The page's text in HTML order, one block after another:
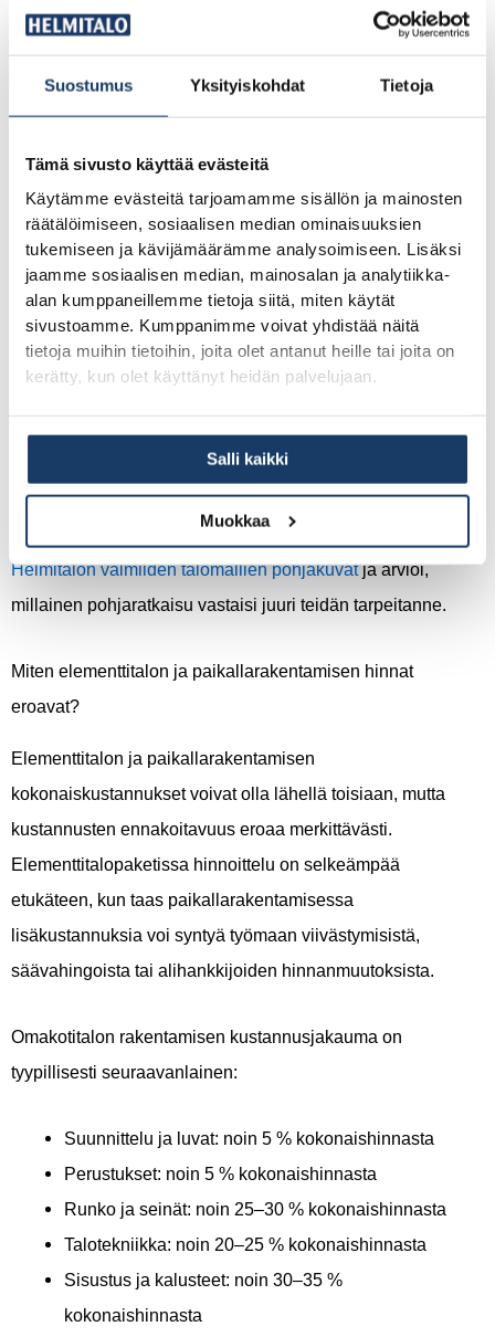
Suostumus Yksityiskohdat Tietoja
Tämä sivusto käyttää evästeitä
Käytämme evästeitä tarjoamamme sisällön ja mainosten
räätälöimiseen, sosiaalisen median ominaisuuksien
tukemiseen ja kävijämäärämme analysoimiseen. Lisäksi
jaamme sosiaalisen median, mainosalan ja analytiikka-
alan kumppaneillemme tietoja siitä, miten käytät
sivustoamme. Kumppanimme voivat yhdistää näitä
tietoja muihin tietoihin, joita olet antanut heille tai joita on
kerätty, kun olet käyttänyt heidän palvelujaan.
Salli kaikki
Muokkaa
urakoitsijoita samanaikaisesti.
Rakennusprojektin suurin haaste ensikertalaiselle ei ole
yleensä raha vaan tiedon puute: mitä pitää tehdä, missä
osin muualla. Helmitalon muuttovalmiissa paketissa mukana
ovat asiakaslähtöinen myyjä, arkkitehti, rakennesuunnittelija
sekä sähkö- ja putkiurakoitsija. Sinun ei tarvitse etsiä näitä
erikseen.
Paikallarakentaminen voi sopia kokeneelle rakentajalle,
ammattitaitoa. Ensikertalainen, joka haluaa hallitun
prosessin ilman yllätyksiä, hyötyy elementtirakenteisen
talopaketin selkeydestä ja ennakoitavuudesta.
Helmitalon valmiiden talomallien pohjakuvatja arvioi,
millainen pohjaratkaisu vastaisi juuri teidän tarpeitanne.
Miten elementtitalon ja paikallarakentamisen hinnat
eroavat?
Elementtitalon ja paikallarakentamisen
kokonaiskustannukset voivat olla lähellä toisiaan, mutta
kustannusten ennakoitavuus eroaa merkittävästi.
Elementtitalopaketissa hinnoittelu on selkeämpää
etukäteen, kun taas paikallarakentamisessa
lisäkustannuksia voi syntyä työmaan viivästymisistä,
säävahingoista tai alihankkijoiden hinnanmuutoksista.
Omakotitalon rakentamisen kustannusjakauma on
tyypillisesti seuraavanlainen:
Suunnittelu ja luvat: noin 5 % kokonaishinnasta
Perustukset: noin 5 % kokonaishinnasta
Runko ja seinät: noin 25–30 % kokonaishinnasta
Talotekniikka: noin 20–25 % kokonaishinnasta
Sisustus ja kalusteet: noin 30–35 %
kokonaishinnasta